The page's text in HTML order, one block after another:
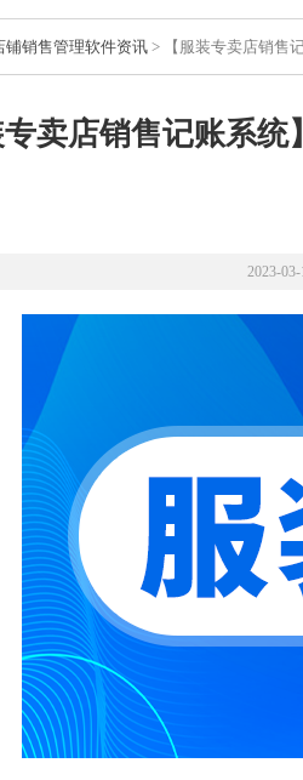
铺销售管理软件资讯 > 【服装专卖店销售
专卖店销售记账系
2023-